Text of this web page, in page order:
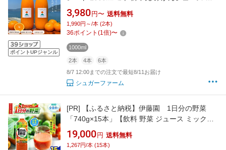
ポイントUPジャンル
添加 ストレート 美味しい 愛媛 ストレートみか
んジュース 愛媛県 みかんストレート 柑橘 果汁
100% 国産ジュース 果汁100 濃厚 ジュース 1L
3,980 円〜 送料無料
1,990円～/本 (2本)
36ポイント (1倍)〜
1000ml
2本 4本
6本
8/7 12:00までの注文で最短8/11お届け
シュガーファーム
[PR]
【ふるさと納税】伊藤園 1日分の野菜
「740g×15本」【飲料 野菜 ジュース ミックス
100％ 管理栄養士推奨 栄養 長野県 安曇野市 信
州】
19,000 円 送料無料
1,267円/本 (15本)